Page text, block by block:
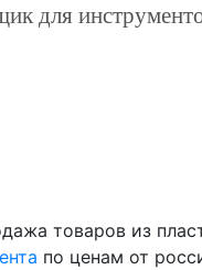
для
товаров из
по ценам от